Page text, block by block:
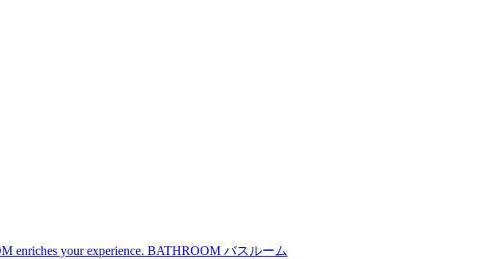
enriches your experience. BATHROOM バスルーム